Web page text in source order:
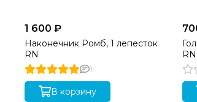
1 600 ₽
Наконечник Ромб, 1 лепесток
RN
1
В корзину
RN